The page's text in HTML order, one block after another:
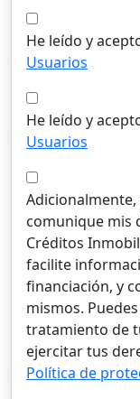
He leído y
Usuarios
He leído y
Usuarios
Adicionalmente,
comunique mis
Créditos
facilite
financiación, y
mismos.
tratamiento de
ejercitar tus
Política de